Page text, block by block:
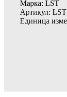
Марка: LST
Артикул:
Единица